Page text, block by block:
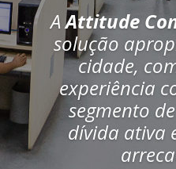
AAttitude
solução
cidade,
experiência
segmento
dívida ativa